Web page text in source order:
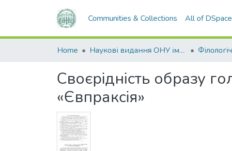
Communities & Collections All of DSpace
Home Наукові видання ОНУ імені І. І. Мечникова
Своєрідність образу
«Євпраксія»